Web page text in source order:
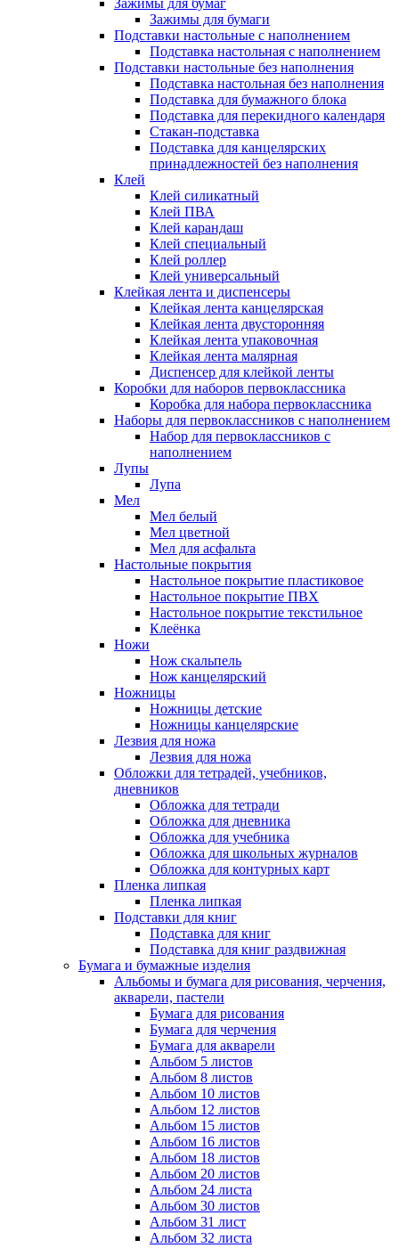
Зажимы для бумаг
Зажимы для бумаги
Подставки настольные с наполнением
Подставка настольная с наполнением
Подставки настольные без наполнения
Подставка настольная без наполнения
Подставка для бумажного блока
Подставка для перекидного календаря
Стакан-подставка
Подставка для канцелярских
принадлежностей без наполнения
Клей
Клей силикатный
Клей ПВА
Клей карандаш
Клей специальный
Клей роллер
Клей универсальный
Клейкая лента и диспенсеры
Клейкая лента канцелярская
Клейкая лента двусторонняя
Клейкая лента упаковочная
Клейкая лента малярная
Диспенсер для клейкой ленты
Коробки для наборов первоклассника
Коробка для набора первоклассника
Наборы для первоклассников с наполнением
Набор для первоклассников с
наполнением
Лупы
Лупа
Мел
Мел белый
Мел цветной
Мел для асфальта
Настольные покрытия
Настольное покрытие пластиковое
Настольное покрытие ПВХ
Настольное покрытие текстильное
Клеёнка
Ножи
Нож скальпель
Нож канцелярский
Ножницы
Ножницы детские
Ножницы канцелярские
Лезвия для ножа
Лезвия для ножа
Обложки для тетрадей, учебников,
дневников
Обложка для тетради
Обложка для дневника
Обложка для учебника
Обложка для школьных журналов
Обложка для контурных карт
Пленка липкая
Пленка липкая
Подставки для книг
Подставка для книг
Подставка для книг раздвижная
Бумага и бумажные изделия
Альбомы и бумага для рисования, черчения,
акварели, пастели
Бумага для рисования
Бумага для черчения
Бумага для акварели
Альбом 5 листов
Альбом 8 листов
Альбом 10 листов
Альбом 12 листов
Альбом 15 листов
Альбом 16 листов
Альбом 18 листов
Альбом 20 листов
Альбом 24 листа
Альбом 30 листов
Альбом 31 лист
Альбом 32 листа